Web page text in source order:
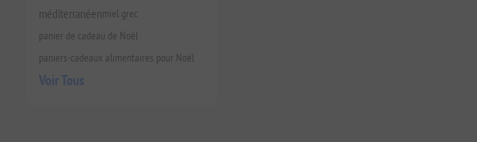
méditerranéenmiel grec
panier de cadeau de Noël
paniers-cadeaux alimentaires pour Noël
Voir Tous